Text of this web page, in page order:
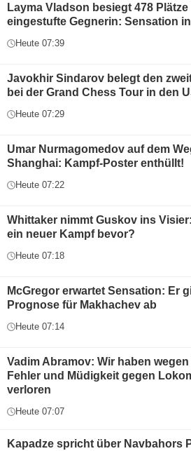
Layma Vladson besiegt 478
eingestufte Gegnerin: Sensation
Heute 07:39
Javokhir Sindarov belegt den
bei der Grand Chess Tour in den
Heute 07:29
Umar Nurmagomedov auf dem
Shanghai: Kampf-Poster enthüllt!
Heute 07:22
Whittaker nimmt Guskov ins
ein neuer Kampf bevor?
Heute 07:18
McGregor erwartet Sensation: Er
Prognose für Makhachev ab
Heute 07:14
Vadim Abramov: Wir haben wegen
Fehler und Müdigkeit gegen
verloren
Heute 07:07
Kapadze spricht über Navbahors